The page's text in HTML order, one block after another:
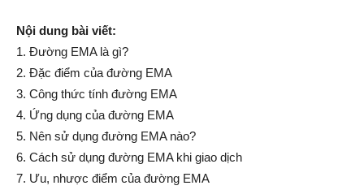
Nội dung bài viết:
1. Đường EMA là gì?
2. Đặc điểm của đường EMA
3. Công thức tính đường EMA
4. Ứng dụng của đường EMA
5. Nên sử dụng đường EMA nào?
6. Cách sử dụng đường EMA khi giao dịch
7. Ưu, nhược điểm của đường EMA